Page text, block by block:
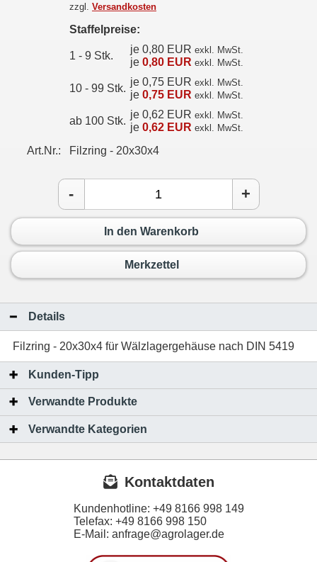
zzgl. Versandkosten
Staffelpreise:
1 - 9 Stk.
je 0,80 EUR exkl. MwSt.
je 0,80 EUR exkl. MwSt.
10 - 99 Stk.
je 0,75 EUR exkl. MwSt.
je 0,75 EUR exkl. MwSt.
ab 100 Stk.
je 0,62 EUR exkl. MwSt.
je 0,62 EUR exkl. MwSt.
Art.Nr.: Filzring - 20x30x4
- +
In den Warenkorb
Merkzettel
Details
Filzring - 20x30x4 für Wälzlagergehäuse nach DIN 5419
Kunden-Tipp
Verwandte Produkte
Verwandte Kategorien
Kontaktdaten
Kundenhotline: +49 8166 998 149
Telefax: +49 8166 998 150
E-Mail: anfrage@agrolager.de